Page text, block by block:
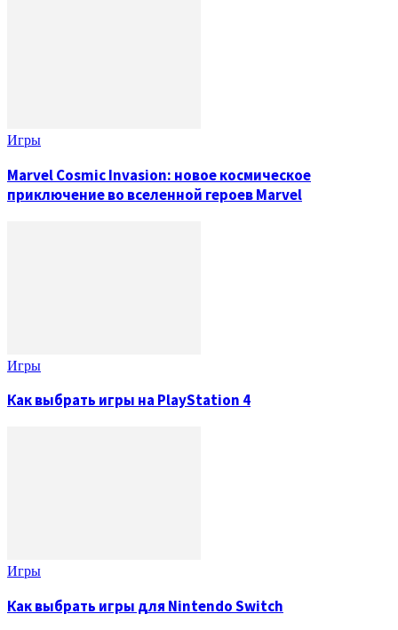
Игры
Marvel Cosmic Invasion: новое космическое
приключение во вселенной героев Marvel
Игры
Как выбрать игры на PlayStation 4
Игры
Как выбрать игры для Nintendo Switch